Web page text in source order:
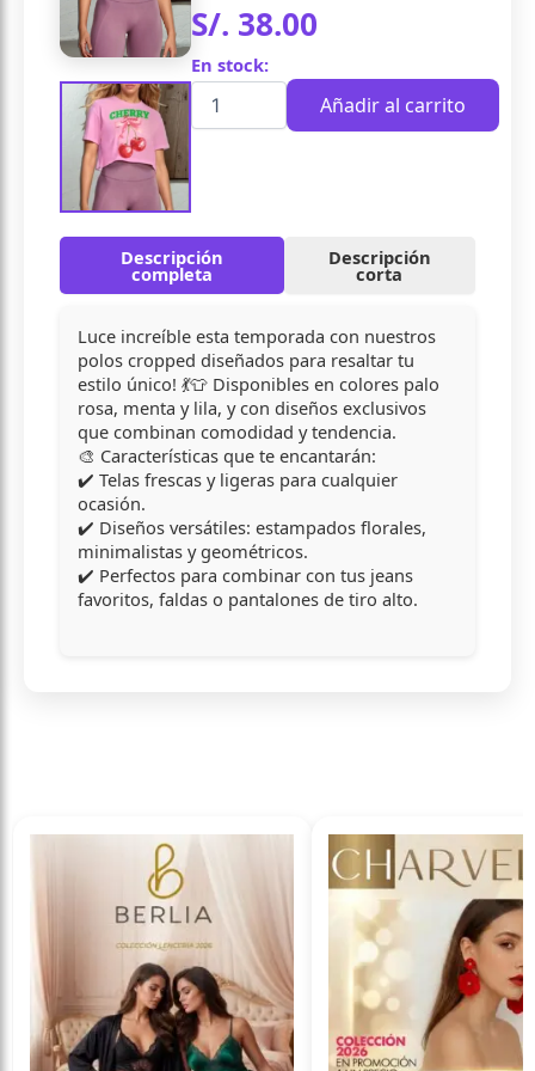
S/. 38.00
En stock:
Cantidad
Añadir al carrito
Descripción
completa
Descripción
corta
Luce increíble esta temporada con nuestros
polos cropped diseñados para resaltar tu
estilo único! 💃👕 Disponibles en colores palo
rosa, menta y lila, y con diseños exclusivos
que combinan comodidad y tendencia.
🎨 Características que te encantarán:
✔️ Telas frescas y ligeras para cualquier
ocasión.
✔️ Diseños versátiles: estampados florales,
minimalistas y geométricos.
✔️ Perfectos para combinar con tus jeans
favoritos, faldas o pantalones de tiro alto.